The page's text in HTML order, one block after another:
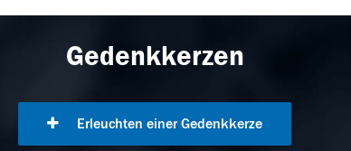
Gedenkkerzen
Erleuchten einer Gedenkkerze